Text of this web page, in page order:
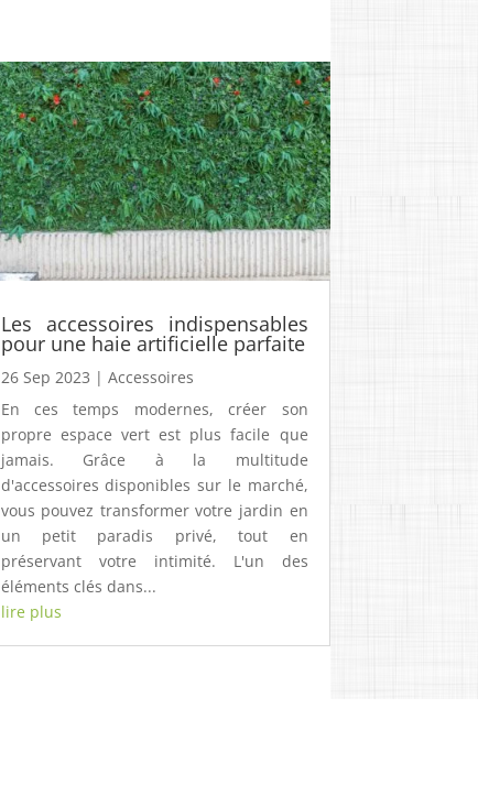
Les accessoires indispensables
pour une haie artificielle parfaite
26 Sep 2023 | Accessoires
En ces temps modernes, créer son
propre espace vert est plus facile que
jamais. Grâce à la multitude
d'accessoires disponibles sur le marché,
vous pouvez transformer votre jardin en
un petit paradis privé, tout en
préservant votre intimité. L'un des
éléments clés dans...
lire plus